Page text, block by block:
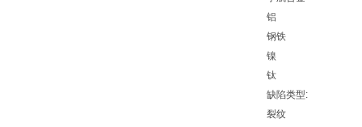
铝
钢铁
镍
钛
缺陷类型:
裂纹